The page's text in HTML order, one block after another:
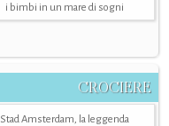
i bimbi in un mare di sogni
CROCIERE
Stad Amsterdam, la leggenda